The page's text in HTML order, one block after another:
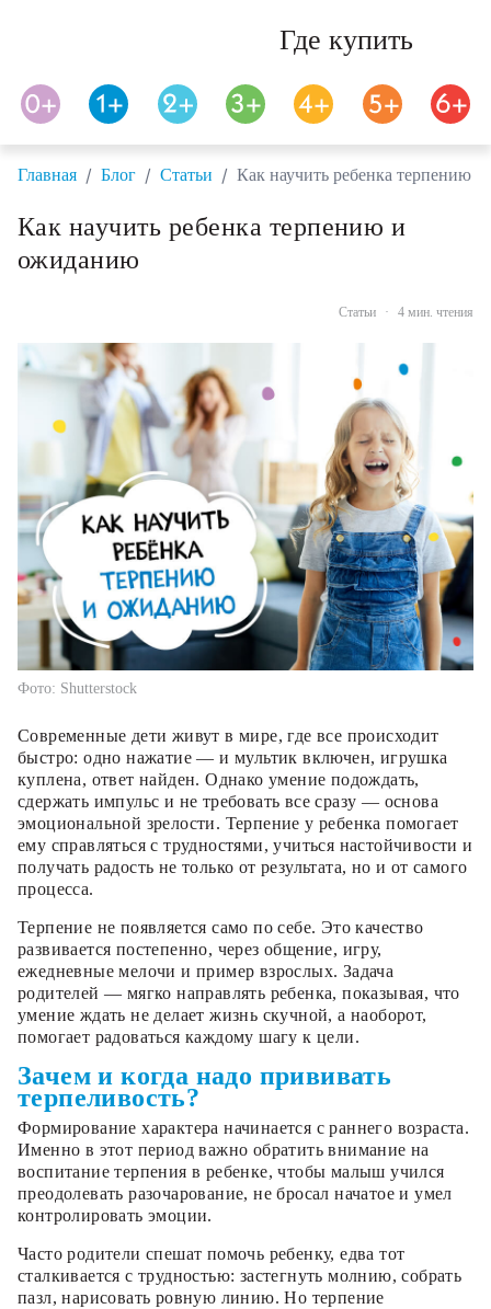
Где купить
Главная / Блог / Статьи / Как научить ребенка терпению
Как научить ребенка терпению и
ожиданию
Статьи · 4 мин. чтения
Фото: Shutterstock
Современные дети живут в мире, где все происходит
быстро: одно нажатие — и мультик включен, игрушка
куплена, ответ найден. Однако умение подождать,
сдержать импульс и не требовать все сразу — основа
эмоциональной зрелости. Терпение у ребенка помогает
ему справляться с трудностями, учиться настойчивости и
получать радость не только от результата, но и от самого
процесса.
Терпение не появляется само по себе. Это качество
развивается постепенно, через общение, игру,
ежедневные мелочи и пример взрослых. Задача
родителей — мягко направлять ребенка, показывая, что
умение ждать не делает жизнь скучной, а наоборот,
помогает радоваться каждому шагу к цели.
Зачем и когда надо прививать
терпеливость?
Формирование характера начинается с раннего возраста.
Именно в этот период важно обратить внимание на
воспитание терпения в ребенке, чтобы малыш учился
преодолевать разочарование, не бросал начатое и умел
контролировать эмоции.
Часто родители спешат помочь ребенку, едва тот
сталкивается с трудностью: застегнуть молнию, собрать
пазл, нарисовать ровную линию. Но терпение